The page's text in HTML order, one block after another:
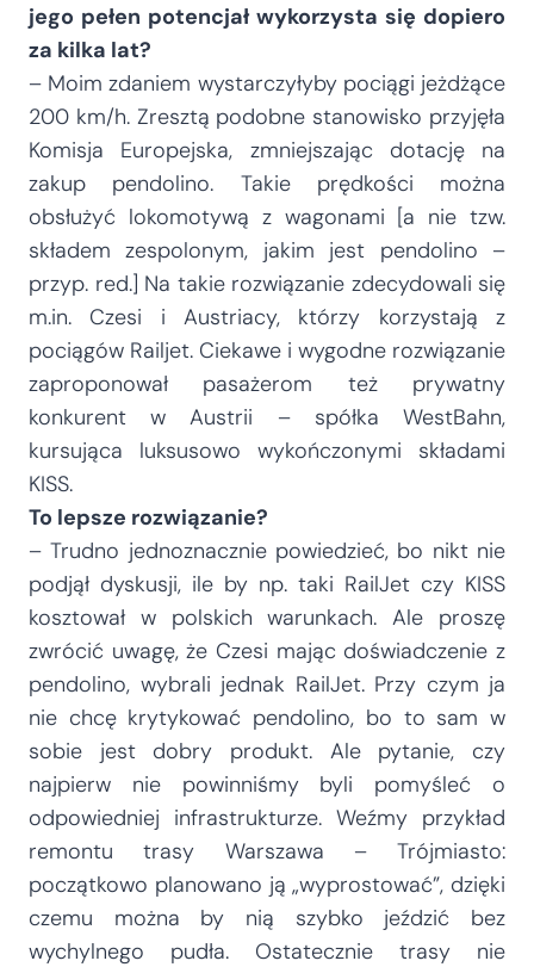
jego pełen potencjał wykorzysta się dopiero
za kilka lat?
– Moim zdaniem wystarczyłyby pociągi jeżdżące
200 km/h. Zresztą podobne stanowisko przyjęła
Komisja Europejska, zmniejszając dotację na
zakup pendolino. Takie prędkości można
obsłużyć lokomotywą z wagonami [a nie tzw.
składem zespolonym, jakim jest pendolino –
przyp. red.] Na takie rozwiązanie zdecydowali się
m.in. Czesi i Austriacy, którzy korzystają z
pociągów Railjet. Ciekawe i wygodne rozwiązanie
zaproponował pasażerom też prywatny
konkurent w Austrii – spółka WestBahn,
kursująca luksusowo wykończonymi składami
KISS.
To lepsze rozwiązanie?
– Trudno jednoznacznie powiedzieć, bo nikt nie
podjął dyskusji, ile by np. taki RailJet czy KISS
kosztował w polskich warunkach. Ale proszę
zwrócić uwagę, że Czesi mając doświadczenie z
pendolino, wybrali jednak RailJet. Przy czym ja
nie chcę krytykować pendolino, bo to sam w
sobie jest dobry produkt. Ale pytanie, czy
najpierw nie powinniśmy byli pomyśleć o
odpowiedniej infrastrukturze. Weźmy przykład
remontu trasy Warszawa – Trójmiasto:
początkowo planowano ją „wyprostować”, dzięki
czemu można by nią szybko jeździć bez
wychylnego pudła. Ostatecznie trasy nie